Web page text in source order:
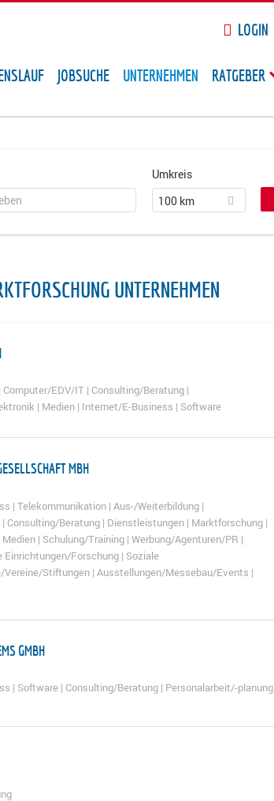
LOGIN
JOBSUCHE UNTERNEHMEN RATGEBER
Umkreis
100 km
UNTERNEHMEN
EDV/IT | Consulting/Beratung |
| Medien | Internet/E-Business | Software
MBH
| Telekommunikation | Aus-/Weiterbildung |
Consulting/Beratung | Dienstleistungen | Marktforschung |
| Schulung/Training | Werbung/Agenturen/PR |
Forschung | Soziale
Vereine/Stiftungen | Ausstellungen/Messebau/Events |
GMBH
| Software | Consulting/Beratung | Personalarbeit/-planung